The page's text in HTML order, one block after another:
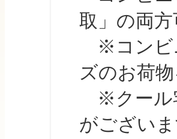
取」の両
※コンビニ
ズのお荷
※クール宅
がございま